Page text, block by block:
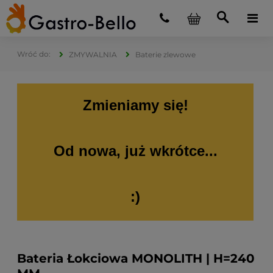
ZMYWALNIA Baterie zlewowe
Zmieniamy się!
Od nowa, już wkrótce...
:)
Bateria Łokciowa MONOLITH | H=240